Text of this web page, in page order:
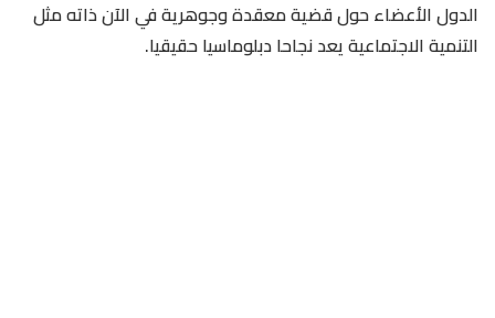
الدول الأعضاء حول قضية معقدة وجوهرية في الآن ذاته مثل
التنمية الاجتماعية يعد نجاحا دبلوماسيا حقيقيا.